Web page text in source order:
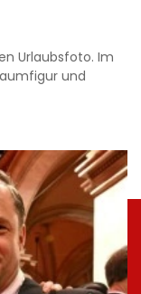
Urlaubsfoto. Im
und